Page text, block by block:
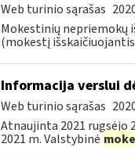
Web turinio sąrašas
Mokestinių nepriemokų
(mokestį
Informacija verslui
Web turinio sąrašas
Atnaujinta 2021 rugsėjo
2021 m. Valstybinė